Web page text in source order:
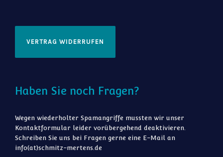
VERTRAG WIDERRUFEN
Haben Sie noch Fragen?
Wegen wiederholter Spamangriffe mussten wir unser
Kontaktformular leider vorübergehend deaktivieren.
Schreiben Sie uns bei Fragen gerne eine E-Mail an
info(at)schmitz-mertens.de